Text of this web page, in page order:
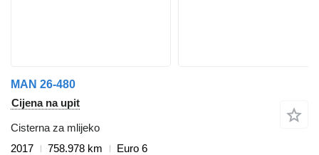
MAN 26-480
Cijena na upit
Cisterna za mlijeko
2017
758.978 km
Euro 6